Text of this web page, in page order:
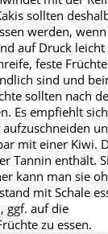
sollten
werden,
auf Druck leicht
feste Früchte
sind und
sollten nach
Es empfiehlt
mit einer Kiwi.
Tannin enthält.
kann man sie
mit Schale
ggf. auf die
zu essen.